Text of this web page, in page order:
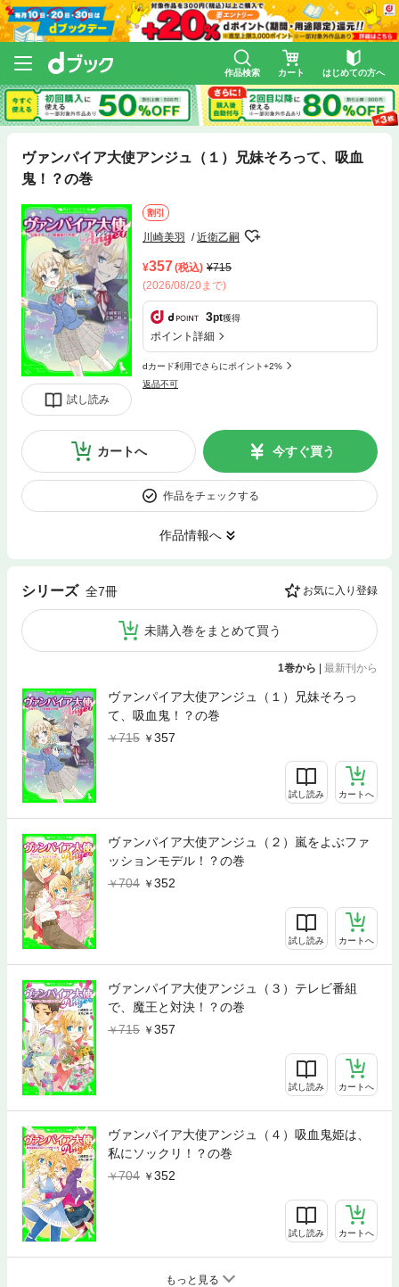
作品検索 カート はじめての方へ
ヴァンパイア大使アンジュ（１）兄妹そろって、吸血
鬼！？の巻
試し読み
割引
川崎美羽 近衛乙嗣
357(税込)
715
(2026/08/20まで)
3pt獲得
ポイント詳細
dカード利用でさらにポイント+2%
返品不可
カートへ 今すぐ買う
作品をチェックする
作品情報へ
シリーズ 全7冊 お気に入り登録
未購入巻をまとめて買う
1巻から | 最新刊から
ヴァンパイア大使アンジュ（１）兄妹そろっ
て、吸血鬼！？の巻
715
357
試し読み カートへ
ヴァンパイア大使アンジュ（２）嵐をよぶファ
ッションモデル！？の巻
704
352
試し読み カートへ
ヴァンパイア大使アンジュ（３）テレビ番組
で、魔王と対決！？の巻
715
357
試し読み カートへ
ヴァンパイア大使アンジュ（４）吸血鬼姫は、
私にソックリ！？の巻
704
352
試し読み カートへ
もっと見る